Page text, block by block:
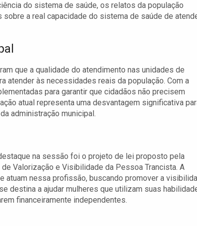
do sistema de saúde, os relatos da população
a real capacidade do sistema de saúde de
que a qualidade do atendimento nas unidades de
atender às necessidades reais da população. Com a
para garantir que cidadãos não precisem
atual representa uma desvantagem significativa
administração municipal.
na sessão foi o projeto de lei proposto pela
Valorização e Visibilidade da Pessoa Trancista. A
atuam nessa profissão, buscando promover a
destina a ajudar mulheres que utilizam suas
financeiramente independentes.